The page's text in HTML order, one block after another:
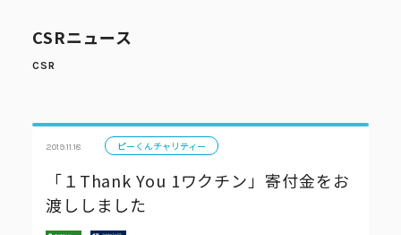
店舗情報
埼玉エリア
現在地から探す
CSRニュース
2019.11.18 ピーくんチャリティー
「１Thank You 1ワクチン」寄付金をお
渡ししました